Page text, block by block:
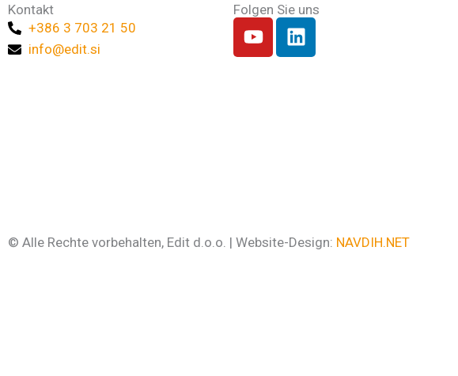
Kontakt
+386 3 703 21 50
info@edit.si
Folgen Sie uns
Y
o
L
i
© Alle Rechte vorbehalten, Edit d.o.o. | Website-Design: NAVDIH.NET